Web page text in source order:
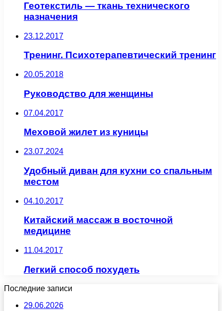
Геотекстиль — ткань технического
назначения
23.12.2017
Тренинг. Психотерапевтический тренинг
20.05.2018
Руководство для женщины
07.04.2017
Меховой жилет из куницы
23.07.2024
Удобный диван для кухни со спальным
местом
04.10.2017
Китайский массаж в восточной
медицине
11.04.2017
Легкий способ похудеть
Последние записи
29.06.2026